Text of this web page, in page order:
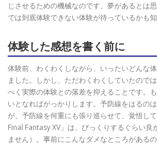
じさせるための機械なのです。夢があるとは
では到底体験できない体験が待っているかも知
体験した感想を書く前に
体験前、わくわくしながら、いったいどんな
ました。しかし、ただわくわくしていたので
べく実際の体験との落差を抑えることです。
いとなればがっかりします。予防線をはるの
が、予防線を何重にも張り巡らせて、覚悟し
Final Fantasy XV」は、びっくりするぐらい良
ません）。事前にこんなダメなところがある